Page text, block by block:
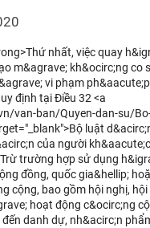
nhất, việc quay
m&agrave; kh&ocirc;ng co
vi phạm
định tại Điều 32 <a
van-ban/Quyen-dan-su/
luật
của người
trường hợp sử dụng
đồng, quốc gia&hellip;
cộng, bao gồm hội nghị,
hoạt động c&ocirc;ng
danh dự, nh&acirc;n